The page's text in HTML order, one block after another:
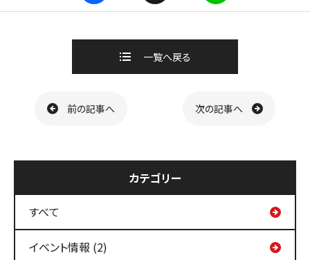
F
e
o
X L
e
一覧へ戻る
前の記事へ 次の記事へ
カテゴリー
すべて
イベント情報 (2)